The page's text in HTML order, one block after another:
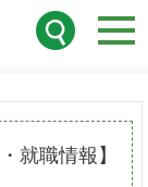
就職情報】